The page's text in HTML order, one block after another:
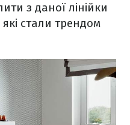
з даної лінійки
стали трендом